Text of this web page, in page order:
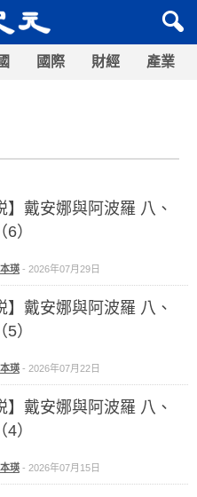
國際 財經 產業
】戴安娜與阿波羅 八、
）
瑛 - 2026年07月29日
】戴安娜與阿波羅 八、
）
瑛 - 2026年07月22日
】戴安娜與阿波羅 八、
）
瑛 - 2026年07月15日